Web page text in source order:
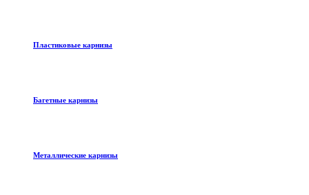
Пластиковые карнизы
Багетные карнизы
Металлические карнизы